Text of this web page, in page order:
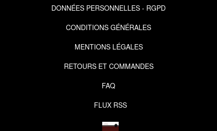
DONNÉES PERSONNELLES - RGPD
CONDITIONS GÉNÉRALES
MENTIONS LÉGALES
RETOURS ET COMMANDES
FAQ
FLUX RSS